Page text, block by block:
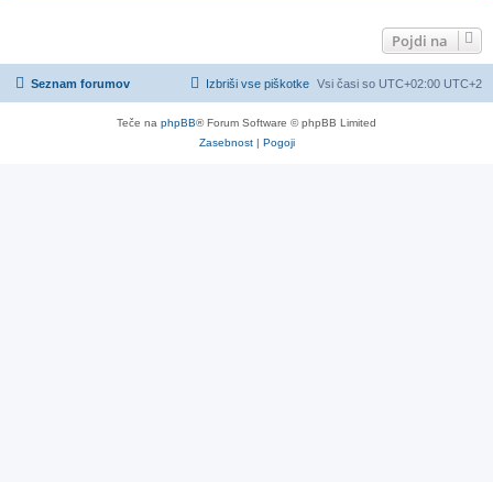
Pojdi na
Seznam forumov Vsi časi so UTC+02:00 UTC+2
Izbriši vse piškotke
Teče na phpBB® Forum Software © phpBB Limited
Zasebnost| Pogoji